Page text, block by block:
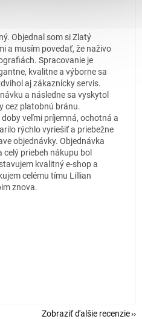
Objednal som si Zlatý
a musím povedať, že naživo
Spracovanie je
kvalitne a výborne sa
aj zákaznícky servis.
a následne sa vyskytol
cez platobnú bránu.
veľmi príjemná, ochotná a
rýchlo vyriešiť a priebežne
objednávky. Objednávka
priebeh nákupu bol
kvalitný e-shop a
celému tímu Lillian
znova.
Zobraziť ďalšie recenzie